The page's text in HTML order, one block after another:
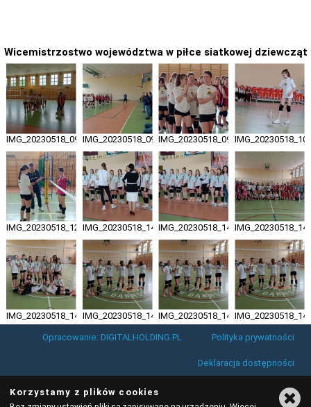
Wicemistrzostwo województwa w piłce siatkowej dziewcząt
IMG_20230518_095725193_HDRIMG_20230518_095842819_MFNRIMG_20230518_095902966_MFNR
IMG_20230518_122701528_MFNRIMG_20230518_143335060_MFNRIMG_20230518_143354330_HDR
IMG_20230518_143811773_MFNR_HDR
IMG_20230518_143820976_MFNRIMG_20230518_143822600_MFNR
Opracowanie: DIGITALHOLDING.PL
Polityka prywatności
Deklaracja dostępności
Korzystamy z plików cookies